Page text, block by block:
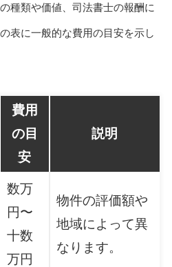
種類や価値、司法書士の報酬に
表に一般的な費用の目安を示し
費用
の目
安
説明
数万
円〜
十数
万円
物件の評価額や
地域によって異
なります。